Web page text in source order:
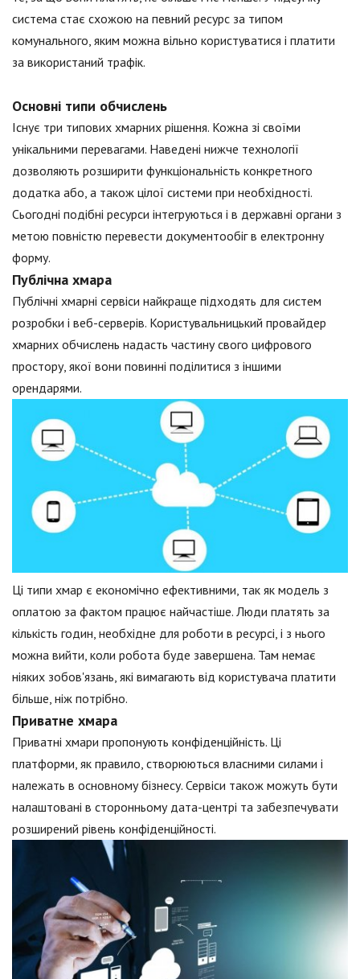
система стає схожою на певний ресурс за типом
комунального, яким можна вільно користуватися і платити
за використаний трафік.
Основні типи обчислень
Існує три типових хмарних рішення. Кожна зі своїми
унікальними перевагами. Наведені нижче технології
дозволяють розширити функціональність конкретного
додатка або, а також цілої системи при необхідності.
Сьогодні подібні ресурси інтегруються і в державні органи з
метою повністю перевести документообіг в електронну
форму.
Публічна хмара
Публічні хмарні сервіси найкраще підходять для систем
розробки і веб-серверів. Користувальницький провайдер
хмарних обчислень надасть частину свого цифрового
простору, якої вони повинні поділитися з іншими
орендарями.
Ці типи хмар є економічно ефективними, так як модель з
оплатою за фактом працює найчастіше. Люди платять за
кількість годин, необхідне для роботи в ресурсі, і з нього
можна вийти, коли робота буде завершена. Там немає
ніяких зобов'язань, які вимагають від користувача платити
більше, ніж потрібно.
Приватне хмара
Приватні хмари пропонують конфіденційність. Ці
платформи, як правило, створюються власними силами і
належать в основному бізнесу. Сервіси також можуть бути
налаштовані в сторонньому дата-центрі та забезпечувати
розширений рівень конфіденційності.